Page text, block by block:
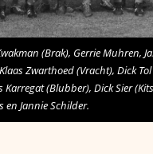
(Brak), Gerrie Muhren,
Zwarthoed (Vracht), Dick
Karregat (Blubber), Dick Sier
en Jannie Schilder.